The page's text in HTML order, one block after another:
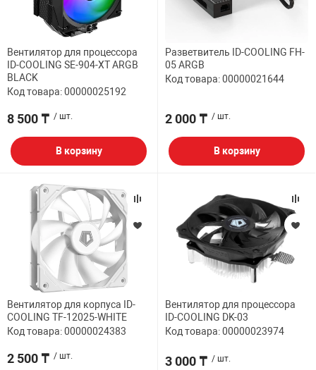
Вентилятор для процессора
ID-COOLING SE-904-XT ARGB
BLACK
Код товара: 00000025192
8 500 ₸ / шт.
В корзину
Разветвитель ID-COOLING FH-
05 ARGB
Код товара: 00000021644
2 000 ₸ / шт.
В корзину
Вентилятор для корпуса ID-
COOLING TF-12025-WHITE
Код товара: 00000024383
2 500 ₸ / шт.
Вентилятор для процессора
ID-COOLING DK-03
Код товара: 00000023974
3 000 ₸ / шт.